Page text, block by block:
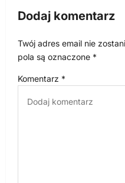
c
a
w
p
Dodaj komentarz
Twój adres email nie
pola są oznaczone *
Komentarz *